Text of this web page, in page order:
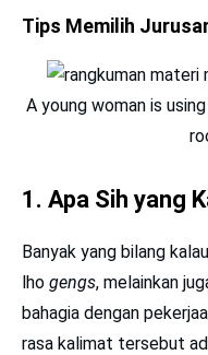
Tips Memilih
A young woman is
1. Apa Sih yang
Banyak yang bilang
lho gengs, melainkan
bahagia dengan
rasa kalimat tersebut